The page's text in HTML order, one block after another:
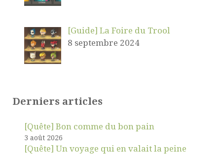
[Guide] La Foire du Trool
8 septembre 2024
Derniers articles
[Quête] Bon comme du bon pain
3 août 2026
[Quête] Un voyage qui en valait la peine